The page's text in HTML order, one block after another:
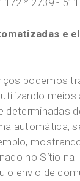
* 2739 -
e
podemos
determinadas
automática,
no Sítio na
o envio de